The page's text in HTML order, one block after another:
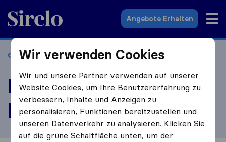
Sirelo.at
Angebote Erhalten
Zurück zum Profil
EKM Speditions
bewerten
Wir verwenden Cookies
Wir und unsere Partner verwenden auf unserer
Website Cookies, um Ihre Benutzererfahrung zu
verbessern, Inhalte und Anzeigen zu
personalisieren, Funktionen bereitzustellen und
unseren Datenverkehr zu analysieren. Klicken Sie
auf die grüne Schaltfläche unten, um der